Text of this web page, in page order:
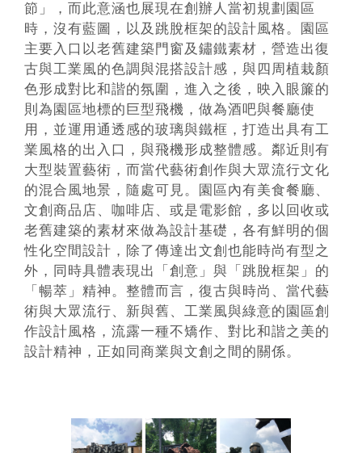
節」，而此意涵也展現在創辦人當初規劃園區
時，沒有藍圖，以及跳脫框架的設計風格。園區
主要入口以老舊建築門窗及鏽鐵素材，營造出復
古與工業風的色調與混搭設計感，與四周植栽顏
色形成對比和諧的氛圍，進入之後，映入眼簾的
則為園區地標的巨型飛機，做為酒吧與餐廳使
用，並運用通透感的玻璃與鐵框，打造出具有工
業風格的出入口，與飛機形成整體感。鄰近則有
大型裝置藝術，而當代藝術創作與大眾流行文化
的混合風地景，隨處可見。園區內有美食餐廳、
文創商品店、咖啡店、或是電影館，多以回收或
老舊建築的素材來做為設計基礎，各有鮮明的個
性化空間設計，除了傳達出文創也能時尚有型之
外，同時具體表現出「創意」與「跳脫框架」的
「暢萃」精神。整體而言，復古與時尚、當代藝
術與大眾流行、新與舊、工業風與綠意的園區創
作設計風格，流露一種不矯作、對比和諧之美的
設計精神，正如同商業與文創之間的關係。